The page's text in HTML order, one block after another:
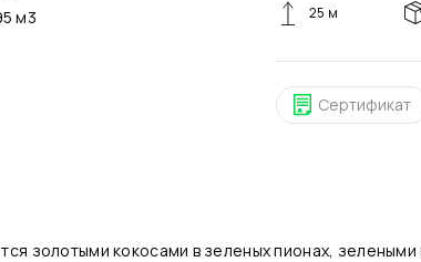
0.0095 м3 25 м
Сертификат
золотыми кокосами в зеленых пионах,